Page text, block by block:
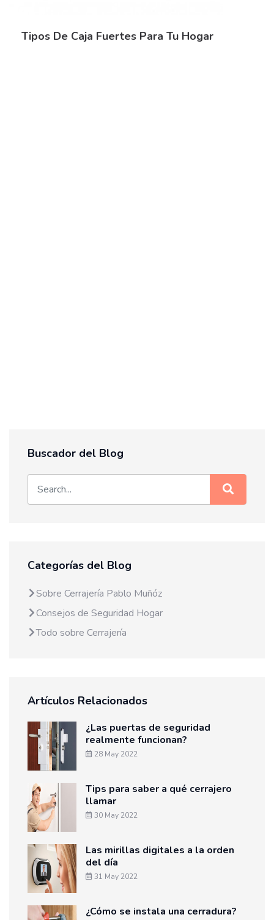
Tipos De Caja Fuertes Para Tu Hogar
Buscador del Blog
Categorías del Blog
Sobre Cerrajería Pablo Muñóz
Consejos de Seguridad Hogar
Todo sobre Cerrajería
Artículos Relacionados
¿Las puertas de seguridad
realmente funcionan?
28 May 2022
Tips para saber a qué cerrajero
llamar
30 May 2022
Las mirillas digitales a la orden
del día
31 May 2022
¿Cómo se instala una cerradura?